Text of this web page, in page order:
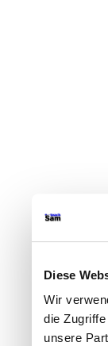
Diese
Wir
die
unsere